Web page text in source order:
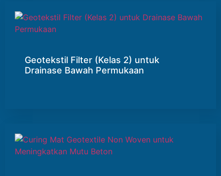
Geotekstil Filter (Kelas 2) untuk
Drainase Bawah Permukaan